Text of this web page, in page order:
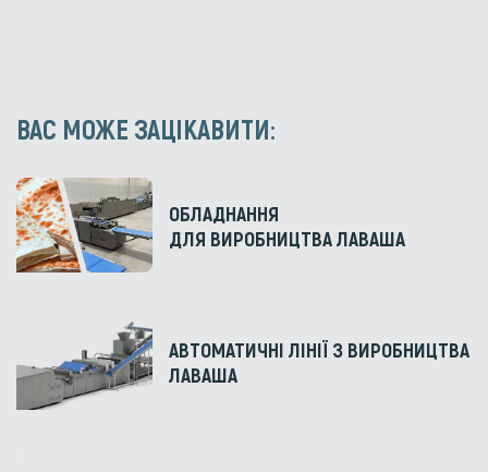
ВАС МОЖЕ ЗАЦІКАВИТИ:
ОБЛАДНАННЯ
ДЛЯ ВИРОБНИЦТВА ЛАВАША
АВТОМАТИЧНІ ЛІНІЇ З ВИРОБНИЦТВА
ЛАВАША